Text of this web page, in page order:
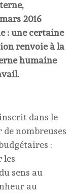
2016
: une certaine
renvoie à la
humaine
dans le
nombreuses
:
les
sens au
au